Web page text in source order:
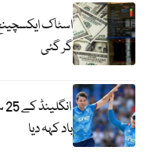
اسٹاک
گر گئی
باد کہہ دیا